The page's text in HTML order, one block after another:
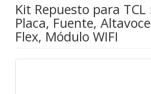
Kit Repuesto para TCL
Placa, Fuente,
Flex, Módulo WIFI